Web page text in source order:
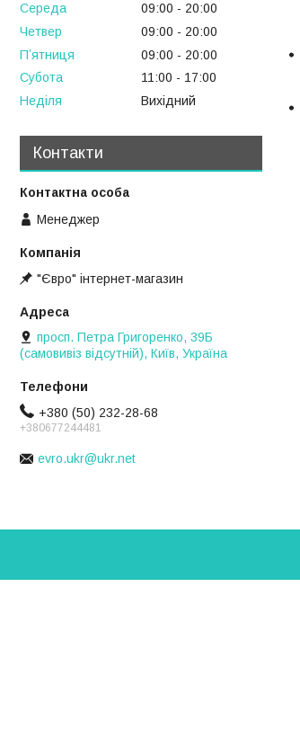
Середа
09:00
20:00
Четвер
09:00
20:00
Пʼятниця
09:00
20:00
Субота
11:00
17:00
Неділя
Вихідний
Контакти
Менеджер
"Євро" інтернет-магазин
просп. Петра Григоренко, 39Б
(самовивіз відсутній), Київ, Україна
+380 (50) 232-28-68
+380677244481
evro.ukr@ukr.net